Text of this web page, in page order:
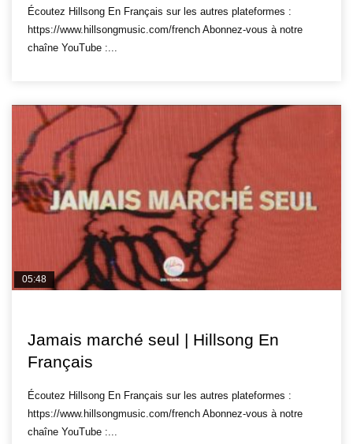
Écoutez Hillsong En Français sur les autres plateformes :
https://www.hillsongmusic.com/french Abonnez-vous à notre
chaîne YouTube :...
05:48
Jamais marché seul | Hillsong En
Français
Écoutez Hillsong En Français sur les autres plateformes :
https://www.hillsongmusic.com/french Abonnez-vous à notre
chaîne YouTube :...